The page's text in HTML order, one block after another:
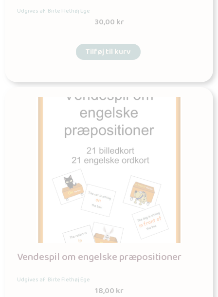
Udgives af: Birte Flethøj Ege
30,00kr
Tilføj til kurv
Vendespil om engelske præpositioner
Udgives af: Birte Flethøj Ege
18,00kr